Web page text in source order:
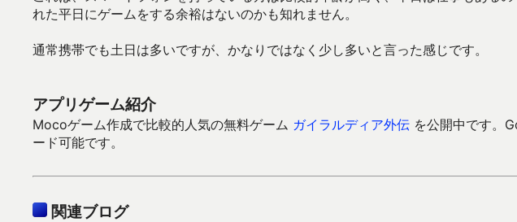
れた平日にゲームをする余裕はないのかも知れません。
通常携帯でも土日は多いですが、かなりではなく少し多いと言った感じです。
アプリゲーム紹介
Mocoゲーム作成で比較的人気の無料ゲーム ガイラルディア外伝 を公開中です。
ード可能です。
関連ブログ